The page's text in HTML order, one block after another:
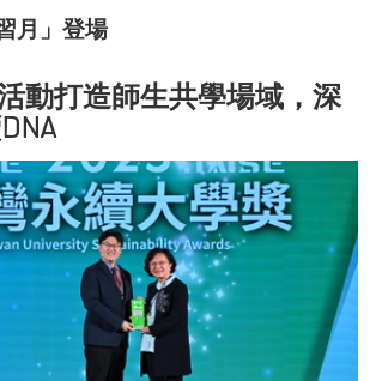
月」登場
動打造師生共學場域，深